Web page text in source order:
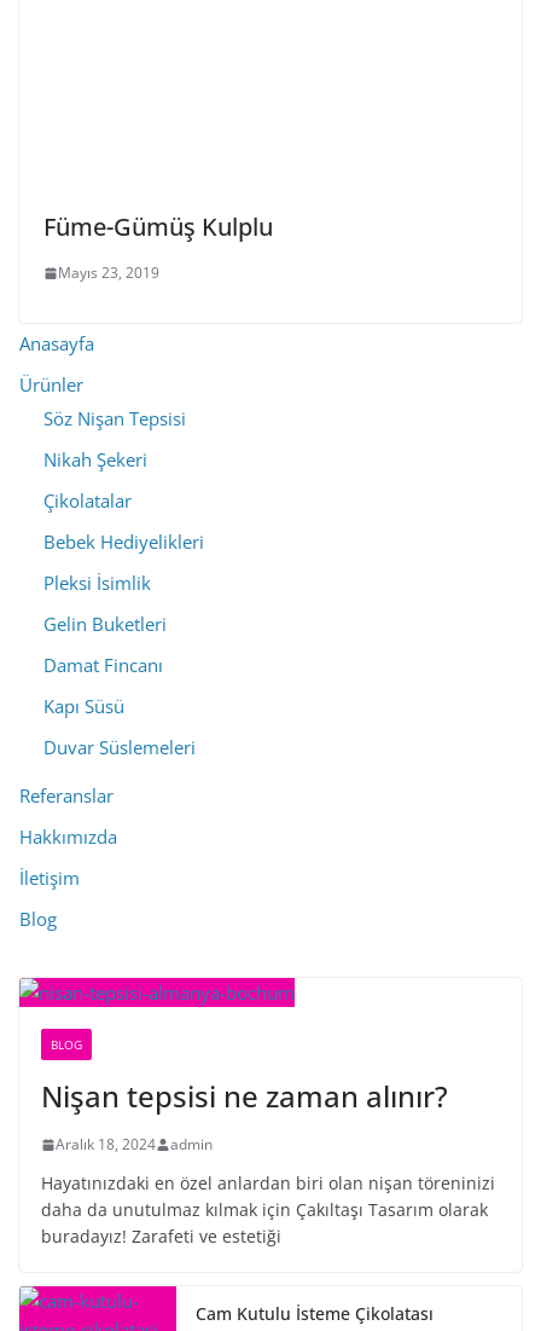
Füme-Gümüş Kulplu
Mayıs 23, 2019
Anasayfa
Ürünler
Söz Nişan Tepsisi
Nikah Şekeri
Çikolatalar
Bebek Hediyelikleri
Pleksi İsimlik
Gelin Buketleri
Damat Fincanı
Kapı Süsü
Duvar Süslemeleri
Referanslar
Hakkımızda
İletişim
Blog
BLOG
Nişan tepsisi ne zaman alınır?
Aralık 18, 2024 admin
Hayatınızdaki en özel anlardan biri olan nişan töreninizi
daha da unutulmaz kılmak için Çakıltaşı Tasarım olarak
buradayız! Zarafeti ve estetiği
Cam Kutulu İsteme Çikolatası